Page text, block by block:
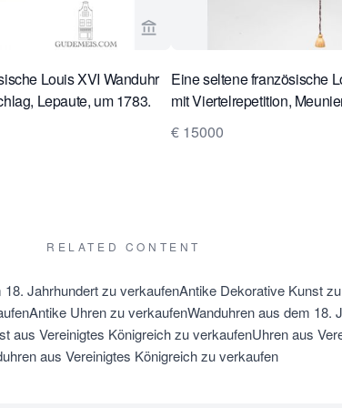
& Meis Antique Clocks ansehenVerkaeuferseite von Gude &
Louis XVI Wanduhr
Lepaute, um 1783.
Eine seltene französische
mit Viertelrepetition,
1770.
€ 15000
RELATED CONTENT
Jahrhundert zu verkaufenAntike Dekorative Kunst
Antike Uhren zu verkaufenWanduhren aus dem 18.
aus Vereinigtes Königreich zu verkaufenUhren aus
aus Vereinigtes Königreich zu verkaufen